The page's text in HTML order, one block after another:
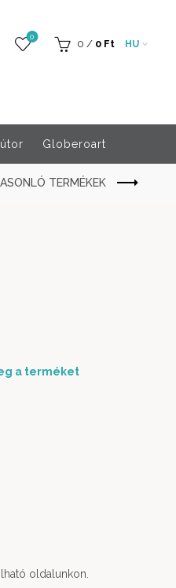
0
0 / 0 Ft HU
Globeroart
a terméket
oldalunkon.